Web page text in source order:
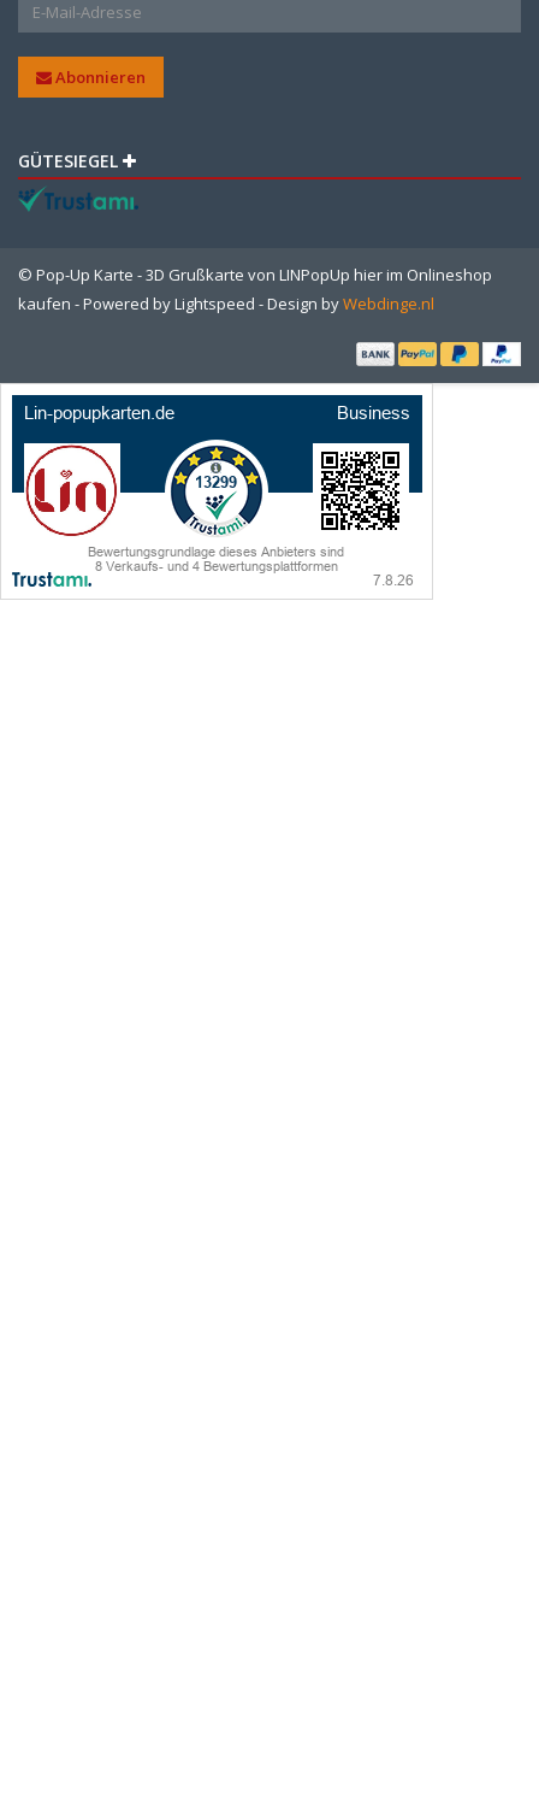
Abonnieren
GÜTESIEGEL
© Pop-Up Karte - 3D Grußkarte von LINPopUp hier im Onlineshop
kaufen - Powered byLightspeed - Design byWebdinge.nl